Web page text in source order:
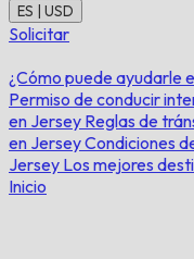
ES | USD
Solicitar
¿Cómo puede ayudarle
Permiso de conducir
en Jersey Reglas de
en JerseyCondiciones
Jersey Los mejores
Inicio